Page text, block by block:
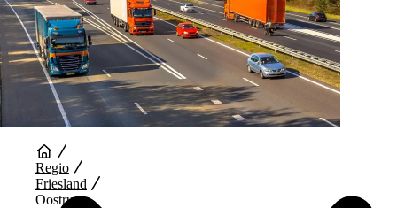
Auto Diensten
Regio
Friesland
Oostrum